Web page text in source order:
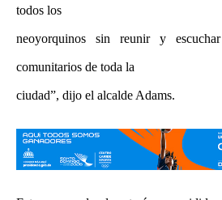
todos los
neoyorquinos sin reunir y
comunitarios de toda la
ciudad”, dijo el alcalde Adams.